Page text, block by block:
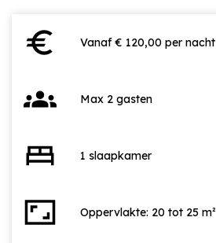
euro Vanaf € 120,00 per nacht
groups Max 2 gasten
bed 1 slaapkamer
aspect_ratio Oppervlakte: 20 tot 25 m²